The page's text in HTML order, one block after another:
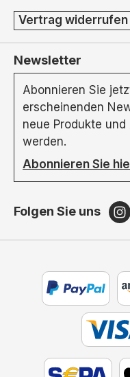
Vertrag widerrufen
Newsletter
Abonnieren Sie
erscheinenden
neue Produkte
werden.
Abonnieren Sie
Folgen Sie uns